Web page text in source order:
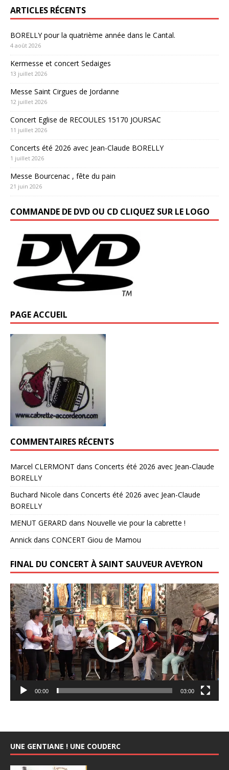
ARTICLES RÉCENTS
BORELLY pour la quatrième année dans le Cantal.
4 août 2026
Kermesse et concert Sedaiges
13 juillet 2026
Messe Saint Cirgues de Jordanne
12 juillet 2026
Concert Eglise de RECOULES 15170 JOURSAC
11 juillet 2026
Concerts été 2026 avec Jean-Claude BORELLY
1 juillet 2026
Messe Bourcenac , fête du pain
21 juin 2026
COMMANDE DE DVD OU CD CLIQUEZ SUR LE LOGO
PAGE ACCUEIL
COMMENTAIRES RÉCENTS
Marcel CLERMONT dans Concerts été 2026 avec Jean-Claude
BORELLY
Buchard Nicole dans Concerts été 2026 avec Jean-Claude
BORELLY
MENUT GERARD dans Nouvelle vie pour la cabrette !
Annick dans CONCERT Giou de Mamou
FINAL DU CONCERT À SAINT SAUVEUR AVEYRON
Lecteur
vidéo
00:00 03:00
UNE GENTIANE ! UNE COUDERC